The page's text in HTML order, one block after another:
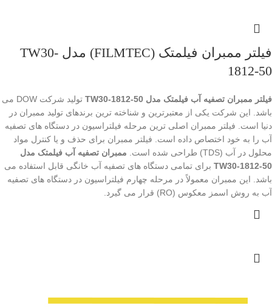
فیلتر ممبران فیلمتک (FILMTEC) مدل TW30-
1812-50
فیلتر ممبران تصفیه آب فیلمتک مدل TW30-1812-50
تولید شرکت DOW می
باشد. این شرکت یکی از معتبرترین و شناخته ترین برندهای تولید ممبران در
دنیا است. فیلتر ممبران اصلی ترین مرحله فیلتراسیون در دستگاه های تصفیه
آب را به خود اختصاص داده است. فیلتر ممبران برای حذف و یا کنترل مواد
محلول در آب (TDS) طراحی شده است.
ممبران تصفیه آب فیلمتک مدل
TW30-1812-50 برای تمامی دستگاه های تصفیه آب خانگی قابل استفاده می
باشد. این ممبران معمولاً در مرحله چهارم فیلتراسیون در دستگاه های تصفیه
آب به روش اسمز معکوس (RO) قرار می گیرد.